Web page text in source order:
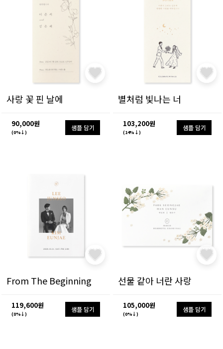
사랑 꽃 핀 날에
90,000원
(0%↓)
샘플 담기
별처럼 빛나는 너
103,200원
(14%↓)
샘플 담기
From The Beginning
119,600원
(8%↓)
샘플 담기
선물 같아 너란 사랑
105,000원
(0%↓)
샘플 담기